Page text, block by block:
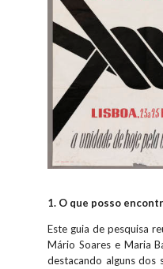
1. O que posso
Este guia de pesquisa
Mário Soares e Maria
destacando alguns dos